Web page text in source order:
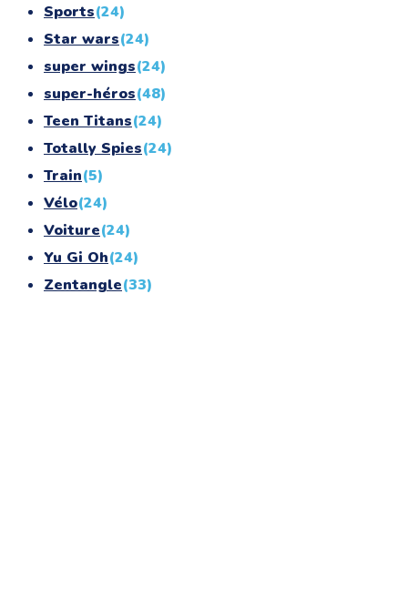
Sports(24)
Star wars(24)
super wings(24)
super-héros(48)
Teen Titans(24)
Totally Spies(24)
Train(5)
Vélo(24)
Voiture(24)
Yu Gi Oh(24)
Zentangle(33)